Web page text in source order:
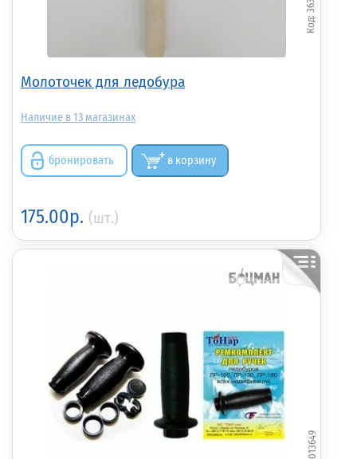
Молоточек для ледобура
13
бронировать в корзину
175.00р. (шт.)
013649